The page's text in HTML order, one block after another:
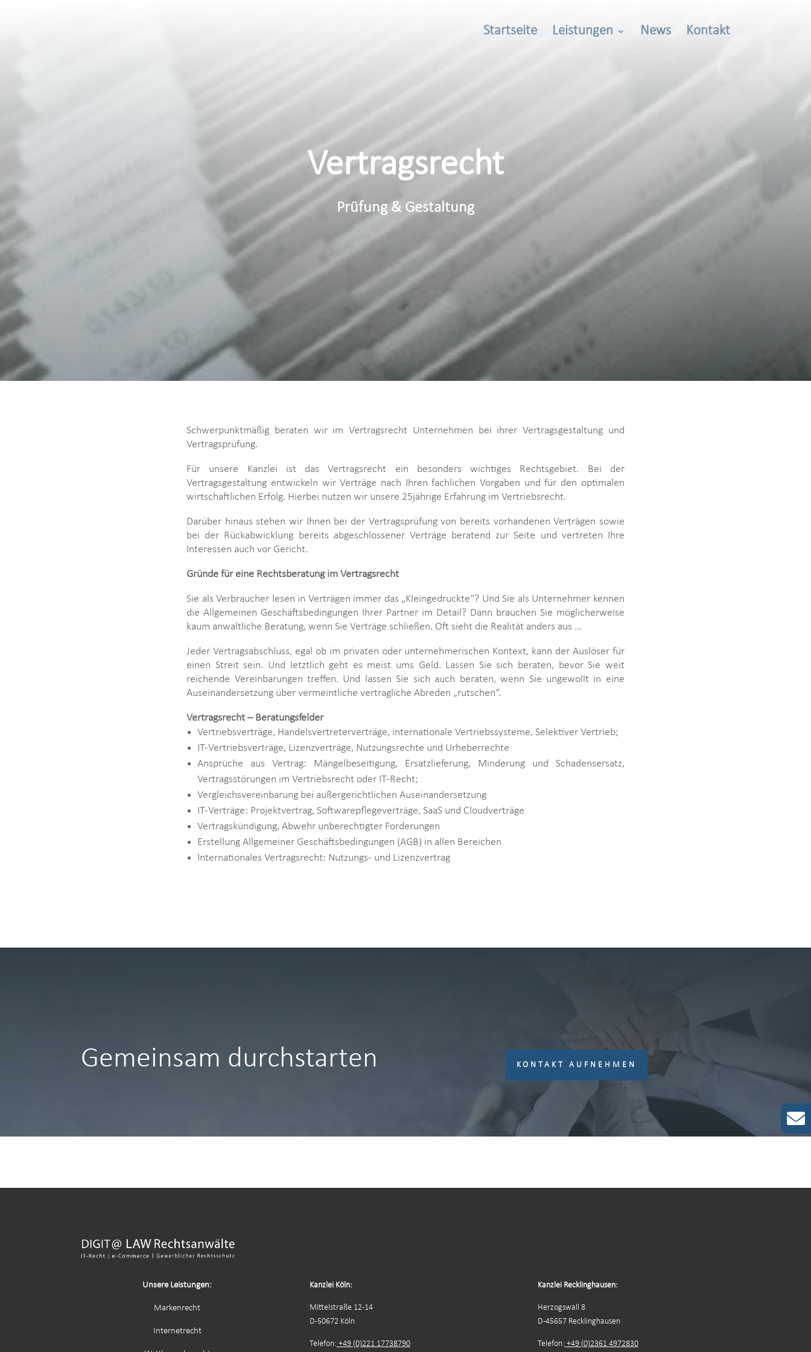
Startseite Leistungen News Kontakt
Vertragsrecht
Prüfung & Gestaltung
Schwerpunktmäßig beraten wir im Vertragsrecht Unternehmen bei ihrer Vertragsgestaltung und
Vertragsprüfung.
Für unsere Kanzlei ist das Vertragsrecht ein besonders wichtiges Rechtsgebiet. Bei der
Vertragsgestaltung entwickeln wir Verträge nach Ihren fachlichen Vorgaben und für den optimalen
wirtschaftlichen Erfolg. Hierbei nutzen wir unsere 25jährige Erfahrung im Vertriebsrecht.
Darüber hinaus stehen wir Ihnen bei der Vertragsprüfung von bereits vorhandenen Verträgen sowie
bei der Rückabwicklung bereits abgeschlossener Verträge beratend zur Seite und vertreten Ihre
Interessen auch vor Gericht.
Gründe für eine Rechtsberatung im Vertragsrecht
Sie als Verbraucher lesen in Verträgen immer das „Kleingedruckte“? Und Sie als Unternehmer kennen
die Allgemeinen Geschäftsbedingungen Ihrer Partner im Detail? Dann brauchen Sie möglicherweise
kaum anwaltliche Beratung, wenn Sie Verträge schließen. Oft sieht die Realität anders aus …
Jeder Vertragsabschluss, egal ob im privaten oder unternehmerischen Kontext, kann der Auslöser für
einen Streit sein. Und letztlich geht es meist ums Geld. Lassen Sie sich beraten, bevor Sie weit
reichende Vereinbarungen treffen. Und lassen Sie sich auch beraten, wenn Sie ungewollt in eine
Auseinandersetzung über vermeintliche vertragliche Abreden „rutschen“.
Vertragsrecht – Beratungsfelder
Vertriebsverträge, Handelsvertreterverträge, internationale Vertriebssysteme, Selektiver Vertrieb;
IT-Vertriebsverträge, Lizenzverträge, Nutzungsrechte und Urheberrechte
Ansprüche aus Vertrag: Mängelbeseitigung, Ersatzlieferung, Minderung und Schadensersatz,
Vertragsstörungen im Vertriebsrecht oder IT-Recht;
Vergleichsvereinbarung bei außergerichtlichen Auseinandersetzung
IT-Verträge: Projektvertrag, Softwarepflegeverträge, SaaS und Cloudverträge
Vertragskündigung, Abwehr unberechtigter Forderungen
Erstellung Allgemeiner Geschäftsbedingungen (AGB) in allen Bereichen
Internationales Vertragsrecht: Nutzungs- und Lizenzvertrag
Gemeinsam durchstarten KONTAKT AUFNEHMEN
Unsere Leistungen:
Markenrecht
Internetrecht
Kanzlei Köln:
Mittelstraße 12-14
D-50672 Köln
Telefon: +49 (0)221 17738790
Kanzlei Recklinghausen:
Herzogswall 8
D-45657 Recklinghausen
Telefon: +49 (0)2361 4972830